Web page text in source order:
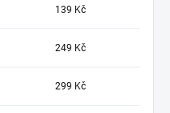
139 Kč
249 Kč
299 Kč